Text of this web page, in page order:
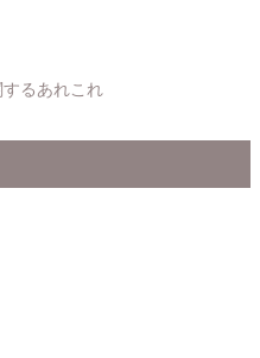
るあれこれ